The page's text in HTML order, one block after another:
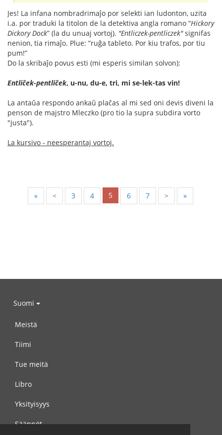
Jes! La infana nombradrimaĵo por selekti ian ludonton, uzita
i.a. por traduki la titolon de la detektiva angla romano “Hickory
Dickory Dock” (la du unuaj vortoj). "Entliczek-pentliczek"signifas
nenion, tia rimaĵo. Plue: ”ruĝa tableto. Por kiu trafos, por tiu
pum!”
Do la skribaĵo povus esti (mi esperis similan solvon):
Entliĉek-pentliĉek, u-nu, du-e, tri, mi se-lek-tas vin!
La antaŭa respondo ankaŭ plaĉas al mi sed oni devis diveni la
penson de majstro Mleczko (pro tio la supra subdira vorto
"justa").
La kursivo - neesperantaj vortoj.
« < 3 4 5 6 7 > »
Suomi
Meistä
Tiimi
Tue meitä
Libro
Yksityisyys
Säännöt